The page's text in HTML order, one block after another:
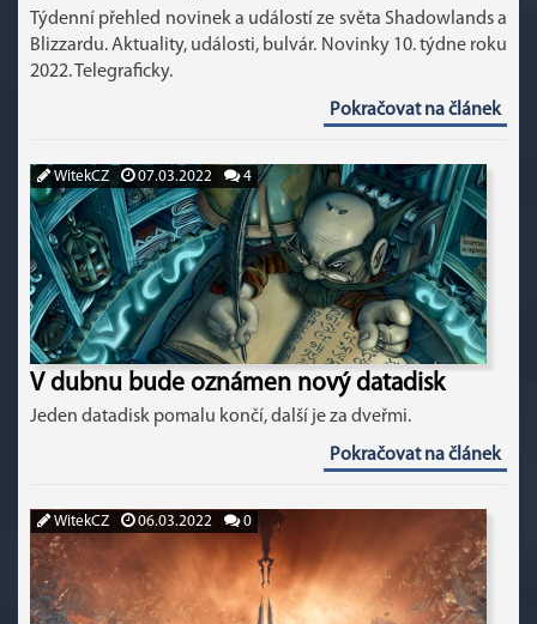
Týdenní přehled novinek a událostí ze světa Shadowlands a
Blizzardu. Aktuality, události, bulvár. Novinky 10. týdne roku
2022. Telegraficky.
Pokračovat na článek
WitekCZ 07.03.2022 4
V dubnu bude oznámen nový datadisk
Jeden datadisk pomalu končí, další je za dveřmi.
Pokračovat na článek
WitekCZ 06.03.2022 0